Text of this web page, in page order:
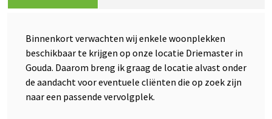
Binnenkort verwachten wij enkele woonplekken
beschikbaar te krijgen op onze locatie Driemaster in
Gouda. Daarom breng ik graag de locatie alvast onder
de aandacht voor eventuele cliënten die op zoek zijn
naar een passende vervolgplek.